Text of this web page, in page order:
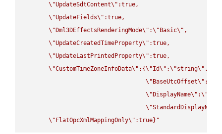
\"UpdateSdtContent\" :true,
\"UpdateFields\" :true,
\" Dml3DEffectsRenderingMode\" :\" Basic\" ,
\"UpdateCreatedTimeProperty\" :true,
\"UpdateLastPrintedProperty\" :true,
\"CustomTimeZoneInfoData\" :{\"Id\" :\"string\" ,
\" BaseUtcOffset\" :
\" DisplayName\" :\"
\"StandardDisplayName
\" FlatOpcXmlMappingOnly\" :true}"